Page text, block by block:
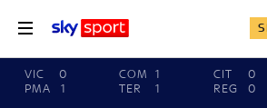
VIC
0
PMA
1
COM
1
TER
1
CIT
0
REG
0